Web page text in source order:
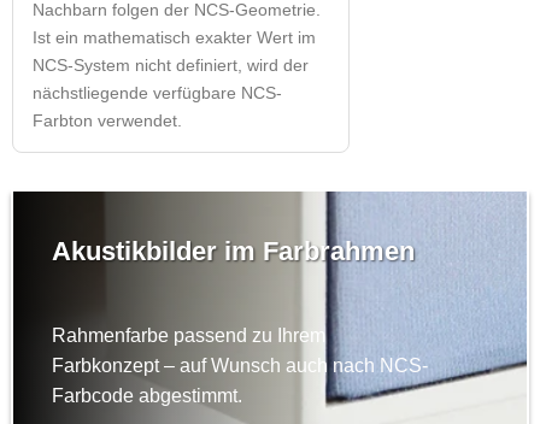
Nachbarn folgen der NCS-Geometrie.
Ist ein mathematisch exakter Wert im
NCS-System nicht definiert, wird der
nächstliegende verfügbare NCS-
Farbton verwendet.
Akustikbilder im Farbrahmen
Rahmenfarbe passend zu Ihrem
Farbkonzept – auf Wunsch auch nach NCS-
Farbcode abgestimmt.